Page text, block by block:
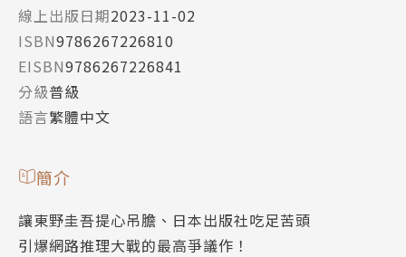
線上出版日期2023-11-02
ISBN9786267226810
EISBN9786267226841
分級普級
語言繁體中文
簡介
讓東野圭吾提心吊膽、日本出版社吃足苦頭
引爆網路推理大戰的最高爭議作！